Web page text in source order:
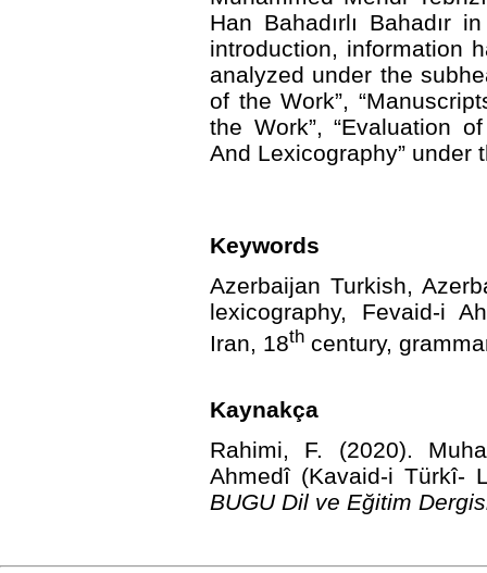
Han Bahadırlı Bahadır
introduction, information
analyzed under the
of the Work”,
the Work”, “Evaluation
And Lexicography” under
Keywords
Azerbaijan Turkish,
lexicography, Fevaid-i
Iran, 18th century,
Kaynakça
Rahimi, F. (2020).
Ahmedî (Kavaid-i Türkî-
BUGU Dil ve Eğitim